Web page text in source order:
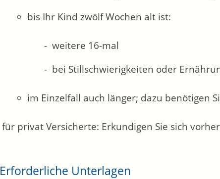
bis Ihr Kind zwölf Wochen alt ist:
weitere 16-mal
bei Stillschwierigkeiten oder
im Einzelfall auch länger; dazu benötigen
für privat Versicherte: Erkundigen Sie sich
Erforderliche Unterlagen